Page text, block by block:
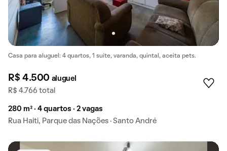
Casa para aluguel: 4 quartos, 1 suíte, varanda, quintal, aceita pets.
R$ 4.500 aluguel
R$ 4.766 total
280 m² · 4 quartos · 2 vagas
Rua Haiti, Parque das Nações · Santo André